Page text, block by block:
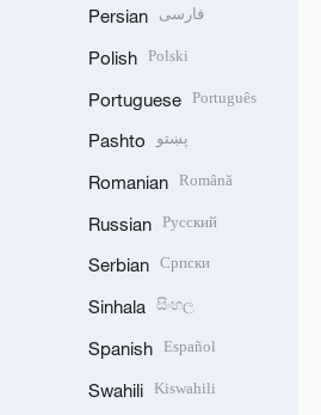
Persian فارسی
Polish Polski
Portuguese Português
Pashto پښتو
Romanian Română
Russian Русский
Serbian Српски
Sinhala සිංහල
Spanish Español
Swahili Kiswahili